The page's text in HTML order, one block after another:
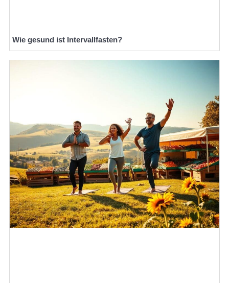
Wie gesund ist Intervallfasten?